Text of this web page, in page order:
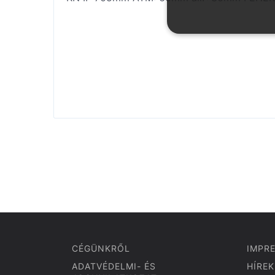
CÉGÜNKRŐL
ADATVÉDELMI- ÉS
HÍREK